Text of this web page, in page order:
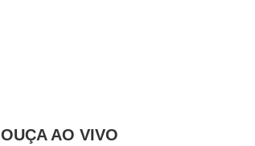
OUÇA AO VIVO